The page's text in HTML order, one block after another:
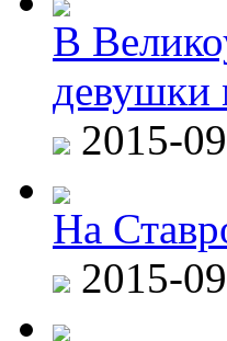
В
2015-
На
2015-